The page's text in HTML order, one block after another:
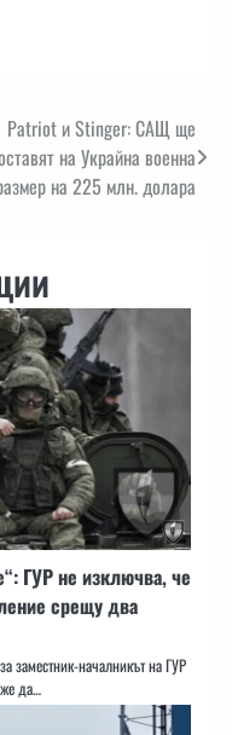
Patriot и Stinger: САЩ ще
на Украйна военна
на 225 млн. долара
ГУР не изключва, че
срещу два
заместник-началникът на ГУР
да…